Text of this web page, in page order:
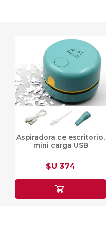
Aspiradora de escritorio,
mini carga USB
$U 374